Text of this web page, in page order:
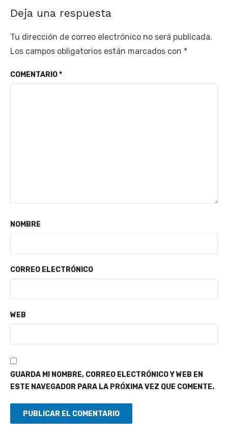
Deja una respuesta
Tu dirección de correo electrónico no será publicada.
Los campos obligatorios están marcados con *
COMENTARIO*
NOMBRE
CORREO ELECTRÓNICO
WEB
GUARDA MI NOMBRE, CORREO ELECTRÓNICO Y WEB EN
ESTE NAVEGADOR PARA LA PRÓXIMA VEZ QUE COMENTE.